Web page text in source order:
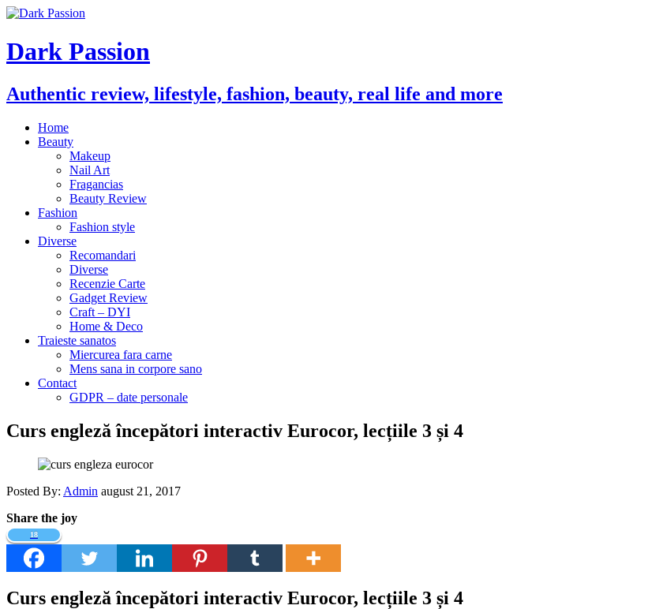
Dark Passion
Authentic review, lifestyle, fashion, beauty, real life and more
Home
Beauty
Makeup
Nail Art
Fragancias
Beauty Review
Fashion
Fashion style
Diverse
Recomandari
Diverse
Recenzie Carte
Gadget Review
Craft – DYI
Home & Deco
Traieste sanatos
Miercurea fara carne
Mens sana in corpore sano
Contact
GDPR – date personale
Curs engleză începători interactiv Eurocor, lecțiile 3 și 4
Posted By: Admin august 21, 2017
Share the joy
18
Curs engleză începători interactiv Eurocor, lecțiile 3 și 4